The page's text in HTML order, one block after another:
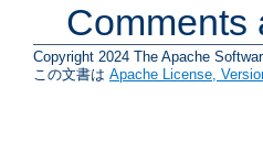
Comments
Copyright 2024 The Apache
この文書は Apache License,